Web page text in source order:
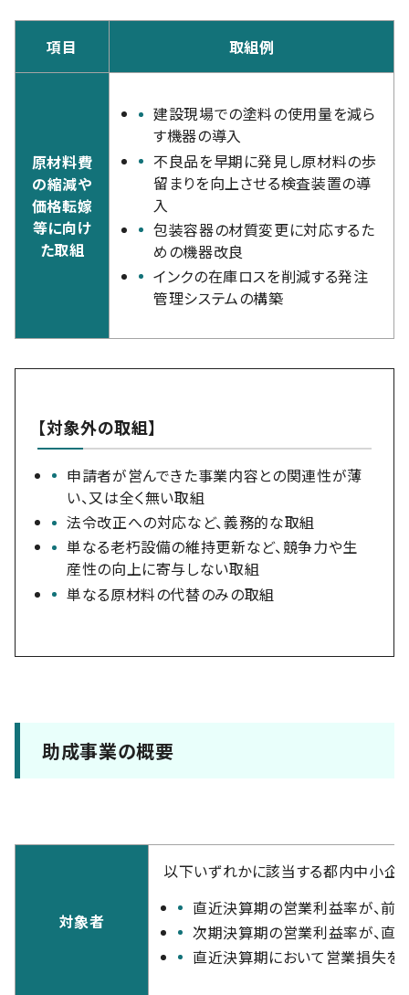
項目 取組例
原材料費
の縮減や
価格転嫁
等に向け
た取組
建設現場での塗料の使用量を減ら
す機器の導入
不良品を早期に発見し原材料の歩
留まりを向上させる検査装置の導
入
包装容器の材質変更に対応するた
めの機器改良
インクの在庫ロスを削減する発注
管理システムの構築
【対象外の取組】
申請者が営んできた事業内容との関連性が薄
い、又は全く無い取組
法令改正への対応など、義務的な取組
単なる老朽設備の維持更新など、競争力や生
産性の向上に寄与しない取組
単なる原材料の代替のみの取組
助成事業の概要
対象者
以下いずれかに該当する都内中小企
直近決算期の営業利益率が、前
次期決算期の営業利益率が、直
直近決算期において営業損失を